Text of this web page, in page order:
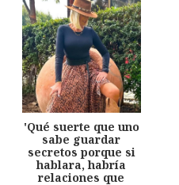
'Qué suerte que uno
sabe guardar
secretos porque si
hablara, habría
relaciones que